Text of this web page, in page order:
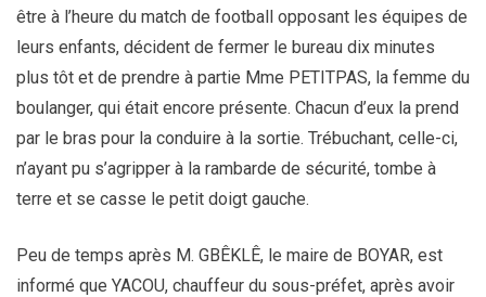
être à l’heure du match de football opposant les équipes de
leurs enfants, décident de fermer le bureau dix minutes
plus tôt et de prendre à partie Mme PETITPAS, la femme du
boulanger, qui était encore présente. Chacun d’eux la prend
par le bras pour la conduire à la sortie. Trébuchant, celle-ci,
n’ayant pu s’agripper à la rambarde de sécurité, tombe à
terre et se casse le petit doigt gauche.
Peu de temps après M. GBÊKLÊ, le maire de BOYAR, est
informé que YACOU, chauffeur du sous-préfet, après avoir